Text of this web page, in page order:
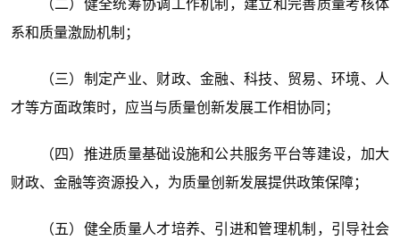
（二）健全统筹协调工作机制，建立和完善质量考核体
系和质量激励机制；
（三）制定产业、财政、金融、科技、贸易、环境、人
才等方面政策时，应当与质量创新发展工作相协同；
（四）推进质量基础设施和公共服务平台等建设，加大
财政、金融等资源投入，为质量创新发展提供政策保障；
（五）健全质量人才培养、引进和管理机制，引导社会